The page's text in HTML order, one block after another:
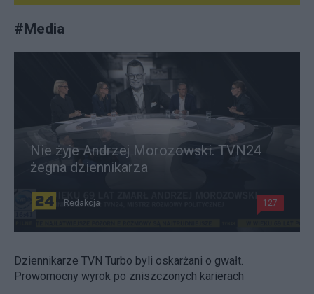
#Media
Nie żyje Andrzej Morozowski. TVN24
żegna dziennikarza
Redakcja 127
Dziennikarze TVN Turbo byli oskarżani o gwałt.
Prowomocny wyrok po zniszczonych karierach